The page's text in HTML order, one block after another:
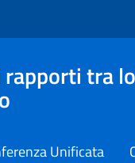
tra
Unificata